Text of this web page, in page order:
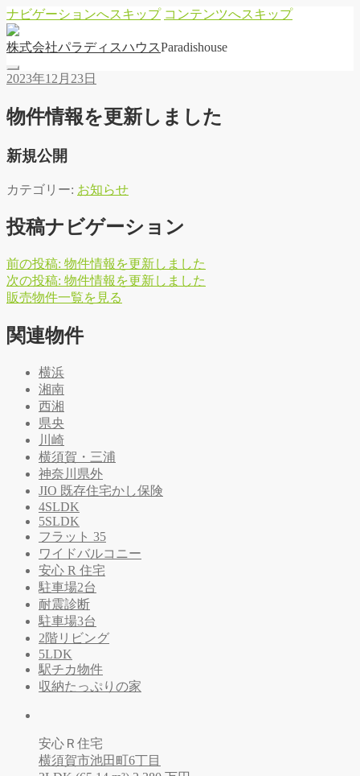
ナビゲーションへスキップ コンテンツへスキップ
株式会社パラディ スハウ スParadishouse
2023年12月23日
物件情報を更新しました
新規公開
カテゴリー: お知らせ
投稿ナビゲーション
前の投稿: 物件情報を更新しました
次の投稿: 物件情報を更新しました
販売物件一覧を 見る
関連物件
横浜
湘南
西湘
県央
川崎
横須賀・三浦
神奈川県外
JIO 既存住宅かし保険
4SLDK
5SLDK
フラット 35
ワイドバルコニー
安心 R 住宅
駐車場2台
耐震診断
駐車場3台
2階リビング
5LDK
駅チカ物件
収納たっぷりの家
安心Ｒ住宅
横須賀市池田町6丁目